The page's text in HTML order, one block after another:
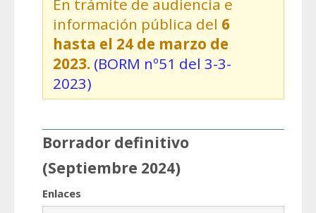
En trámite de audiencia e
información pública del 6
hasta el 24 de marzo de
2023. (BORM nº51 del 3-3-
2023)
Borrador definitivo
(Septiembre 2024)
Enlaces